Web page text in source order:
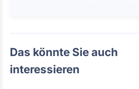
Das könnte Sie auch
interessieren